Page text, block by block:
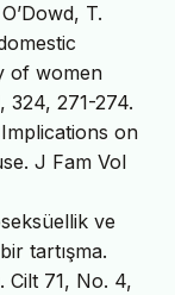
T.
of women
324, 271-274.
on
J Fam Vol
ve
tartışma.
Cilt 71, No. 4,